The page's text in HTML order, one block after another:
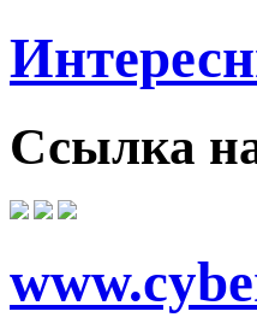
Ссылка